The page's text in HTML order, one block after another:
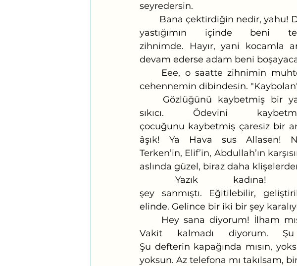
seyredersin.
yastığımın içinde beni
zihnimde. Hayır, yani kocamla
devam ederse adam beni
cehennemin dibindesin.
sıkıcı. Ödevini
çocuğunu kaybetmiş çaresiz bir
âşık! Ya Hava sus Allasen!
Terken’in, Elif’in, Abdullah’ın
aslında güzel, biraz daha
Yazık kadına!
şey sanmıştı. Eğitilebilir,
elinde. Gelince bir iki bir şey
Vakit kalmadı diyorum.
Şu defterin kapağında mısın,
yoksun. Az telefona mı takılsam,